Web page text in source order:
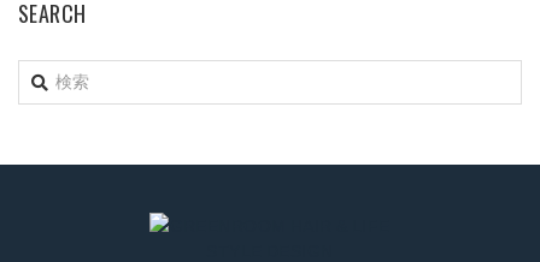
SEARCH